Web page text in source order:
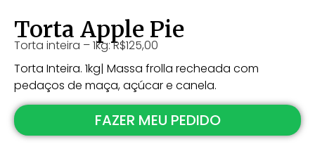
Torta Apple Pie
Torta inteira – 1kg: R$125,00
Torta Inteira. 1kg| Massa frolla recheada com
pedaços de maça, açúcar e canela.
FAZER MEU PEDIDO